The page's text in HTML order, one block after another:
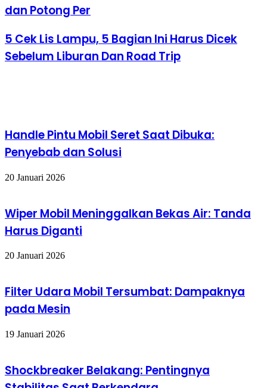
dan Potong Per
5 Cek Lis Lampu, 5 Bagian Ini Harus Dicek
Sebelum Liburan Dan Road Trip
Handle Pintu Mobil Seret Saat Dibuka:
Penyebab dan Solusi
20 Januari 2026
Wiper Mobil Meninggalkan Bekas Air: Tanda
Harus Diganti
20 Januari 2026
Filter Udara Mobil Tersumbat: Dampaknya
pada Mesin
19 Januari 2026
Shockbreaker Belakang: Pentingnya